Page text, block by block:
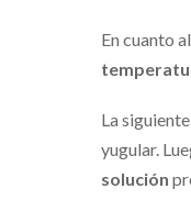
En cuanto
La
yugular.
solución